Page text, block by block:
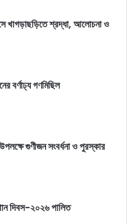
খাগড়াছড়িতে শ্রদ্ধা, আলোচনা ও
বর্ণাঢ্য গণমিছিল
গুণীজন সংবর্ধনা ও পুরস্কার
দিবস-২০২৬ পালিত